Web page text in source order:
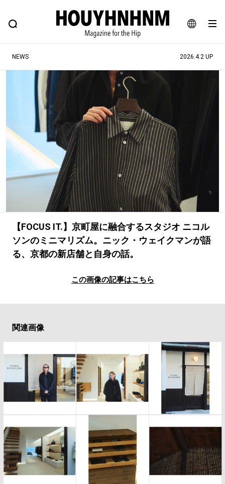
JA
EN
FEATURE BLOG SNAP
ヒップなファッション、カルチャー、ライフスタイルWEBマガジン
#注目のタグ
#SHOPPING ADDICT #憧れの逸品
#ESSENTIAL DESIGNS #古着サミット
#NEW VINTAGE #マイナーグッド図鑑
#路地裏てぃーん。 #MONTHLY JOURNAL
#GH 銘品の所以 #フイナムのYouTube
#Commune H #FOCUS IT #AH.H
#ととけん #FASHION #MUSIC #MOVIE
#LIFESTYLE #SNEAKER #OUTDOOR
#SPORTS #HANDSOME HANDBOOK
NEWS 2026.4.2 UP
【FOCUS IT.】京町屋に融合するスタジオ ニコル
ソンのミニマリズム。ニック・ウェイクマンが語
る、京都の新店舗と自身の話。
この画像の記事はこちら
関連画像